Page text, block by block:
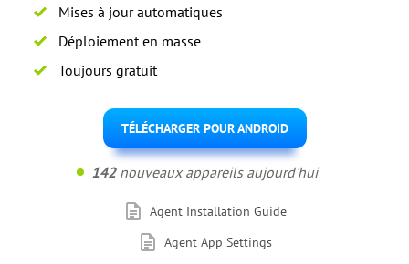
Mises à jour automatiques
Déploiement en masse
Toujours gratuit
TÉLÉCHARGER POUR ANDROID
142nouveaux appareils aujourd'hui
Agent Installation Guide
Agent App Settings